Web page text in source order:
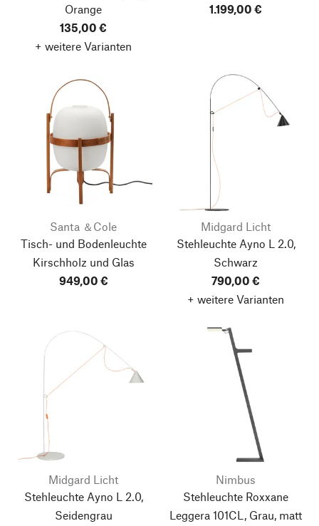
Orange
135,00 €
+ weitere Varianten
1.199,00 €
Santa ＆Cole
Tisch- und Bodenleuchte
Kirschholz und Glas
949,00 €
Midgard Licht
Stehleuchte Ayno L 2.0,
Schwarz
790,00 €
+ weitere Varianten
Midgard Licht
Stehleuchte Ayno L 2.0,
Seidengrau
Nimbus
Stehleuchte Roxxane
Leggera 101CL, Grau, matt